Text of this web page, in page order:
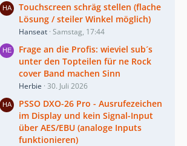
Touchscreen schräg stellen (flache
Lösung / steiler Winkel möglich)
Hanseat Samstag, 17:44
Frage an die Profis: wieviel sub´s
unter den Topteilen für ne Rock
cover Band machen Sinn
Herbie 30. Juli 2026
PSSO DXO-26 Pro - Ausrufezeichen
im Display und kein Signal-Input
über AES/EBU (analoge Inputs
funktionieren)